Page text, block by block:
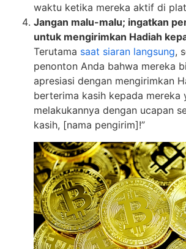
waktu ketika mereka aktif di
Jangan malu-malu; ingatkan
untuk mengirimkan Hadiah
Terutama saat siaran langsung,
penonton Anda bahwa mereka
apresiasi dengan mengirimkan
berterima kasih kepada mereka
melakukannya dengan ucapan
kasih, [nama pengirim]!”